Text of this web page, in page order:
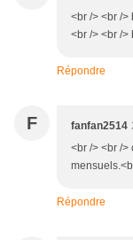
<br /> <br />
<br /> <br /
Répondre
F fanfan2514
<br /> <br />
Répondre